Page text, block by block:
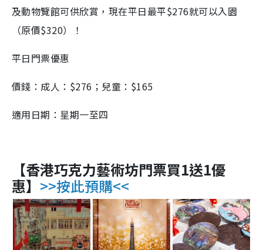
及動物覽館可供欣賞，現在平日最平$276就可以入園
（原價$320）！
平日門票優惠
價錢：成人：$276；兒童：$165
適用日期：星期一至四
【香港巧克力藝術坊門票買1送1優
惠】 >>按此預購<<